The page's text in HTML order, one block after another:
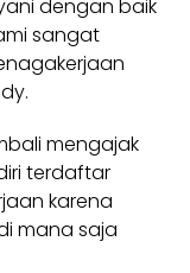
dengan baik
sangat
mengajak
terdaftar
karena
mana saja